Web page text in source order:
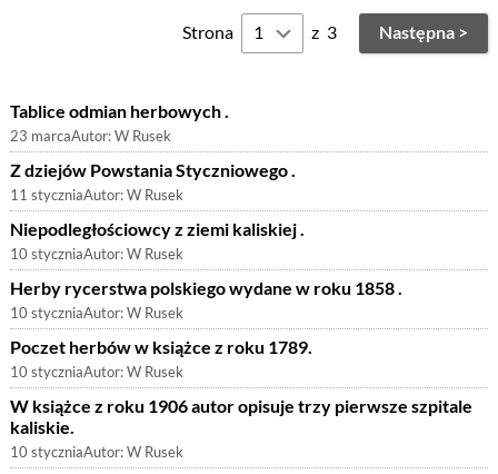
Strona z 3 Następna >
Tablice odmian herbowych .
23 marcaAutor:W Rusek
Z dziejów Powstania Styczniowego .
11 styczniaAutor:W Rusek
Niepodległościowcy z ziemi kaliskiej .
10 styczniaAutor:W Rusek
Herby rycerstwa polskiego wydane w roku 1858 .
10 styczniaAutor:W Rusek
Poczet herbów w książce z roku 1789.
10 styczniaAutor:W Rusek
W książce z roku 1906 autor opisuje trzy pierwsze szpitale
kaliskie.
10 styczniaAutor:W Rusek